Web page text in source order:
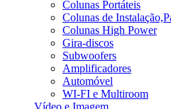
Colunas Portáteis
Colunas de
Colunas High Power
Gira-discos
Subwoofers
Amplificadores
Automóvel
WI-FI e Multiroom
Vídeo e Imagem